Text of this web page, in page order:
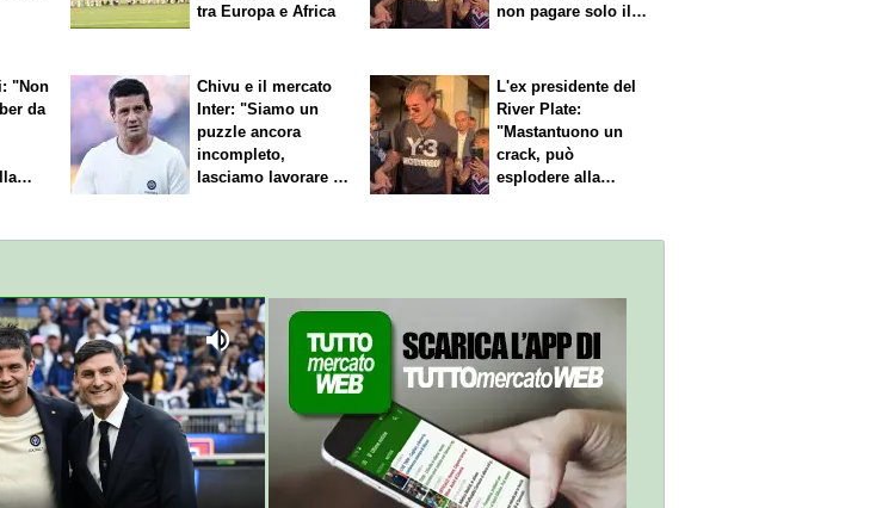
tra Europa e Africa
non pagare solo il
"Non
da
Chivu e il mercato
Inter: "Siamo un
puzzle ancora
incompleto,
lasciamo lavorare i
L'ex presidente del
River Plate:
"Mastantuono un
crack, può
esplodere alla